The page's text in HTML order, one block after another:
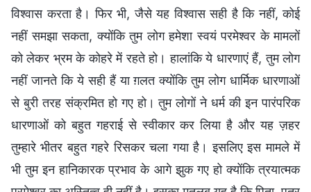
विश्वास करता है। फिर भी, जैसे यह विश्वास सही है कि नहीं, कोई
नहीं समझा सकता, क्योंकि तुम लोग हमेशा स्वयं परमेश्वर के मामलों
को लेकर भ्रम के कोहरे में रहते हो। हालांकि ये धारणाएं हैं, तुम लोग
नहीं जानते कि ये सही हैं या ग़लत क्योंकि तुम लोग धार्मिक धारणाओं
से बुरी तरह संक्रमित हो गए हो। तुम लोगों ने धर्म की इन पारंपरिक
धारणाओं को बहुत गहराई से स्वीकार कर लिया है और यह ज़हर
तुम्हारे भीतर बहुत गहरे रिसकर चला गया है। इसलिए इस मामले में
भी तुम इन हानिकारक प्रभाव के आगे झुक गए हो क्योंकि त्रयात्मक